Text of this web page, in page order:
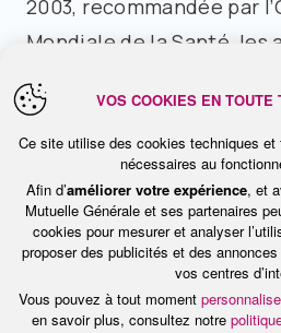
2003, recommandée par
Mondiale de la Santé, les
sanitaires françaises et
la dose d’énergie
de l’exposition aux
pas dépasser 2 watts par
deçà duquel aucun
établi. C’est ce qu’on
avril, son affichage sur
téléphones est donc
VOS COOKIES EN TOUTE
Ce site utilise des cookies techniques
nécessaires au
Afin d’améliorer votre expérience, et
Mutuelle Générale et ses partenaires
cookies pour mesurer et analyser
proposer des publicités et des
vos centres
Vous pouvez à tout moment
en savoir plus, consultez notre